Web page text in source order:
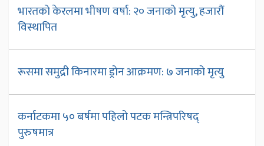
भारतको केरलमा भीषण वर्षा: २० जनाको मृत्यु, हजारौं
विस्थापित
रूसमा समुद्री किनारमा ड्रोन आक्रमण: ७ जनाको मृत्यु
कर्नाटकमा ५० बर्षमा पहिलो पटक मन्त्रिपरिषद्
पुरुषमात्र